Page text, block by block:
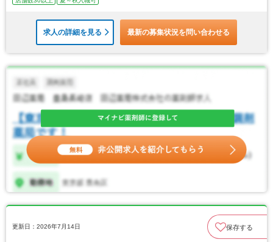
求人の詳細を見る 最新の募集状況を問い合わせる
更新日：2026年7月14日 保存する